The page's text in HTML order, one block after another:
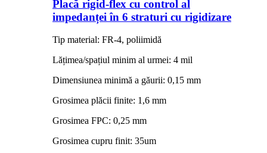
Placă rigid-flex cu control al
impedanței în 6 straturi cu rigidizare
Tip material: FR-4, poliimidă
Lățimea/spațiul minim al urmei: 4 mil
Dimensiunea minimă a găurii: 0,15 mm
Grosimea plăcii finite: 1,6 mm
Grosimea FPC: 0,25 mm
Grosimea cupru finit: 35um